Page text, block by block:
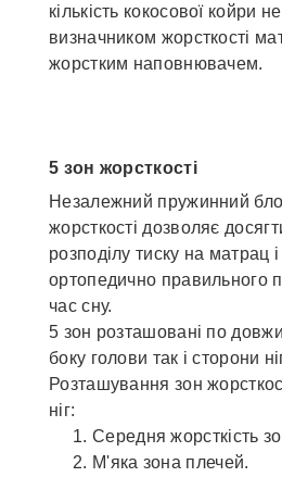
кількість кокосової койри
визначником жорсткості
жорстким наповнювачем.
5 зон жорсткості
Незалежний пружинний
жорсткості дозволяє
розподілу тиску на
ортопедично правильного
час сну.
5 зон розташовані по
боку голови так і сторони
Розташування зон
ніг:
Середня жорсткість
М'яка зона плечей.